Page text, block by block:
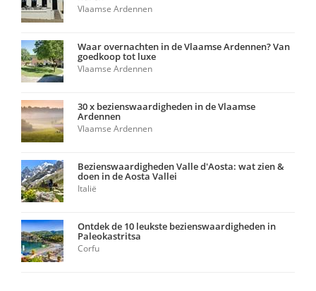
Vlaamse Ardennen
Waar overnachten in de Vlaamse Ardennen? Van
goedkoop tot luxe
Vlaamse Ardennen
30 x bezienswaardigheden in de Vlaamse
Ardennen
Vlaamse Ardennen
Bezienswaardigheden Valle d'Aosta: wat zien &
doen in de Aosta Vallei
Italië
Ontdek de 10 leukste bezienswaardigheden in
Paleokastritsa
Corfu